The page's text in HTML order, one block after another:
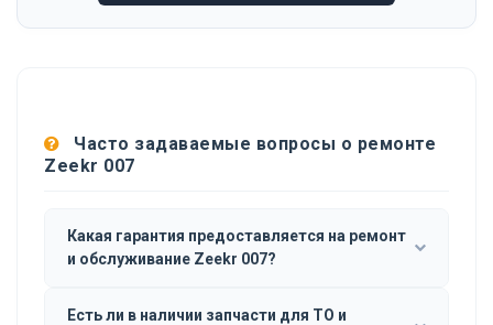
Часто задаваемые вопросы о ремонте
Zeekr 007
Какая гарантия предоставляется на ремонт
и обслуживание Zeekr 007?
Есть ли в наличии запчасти для ТО и